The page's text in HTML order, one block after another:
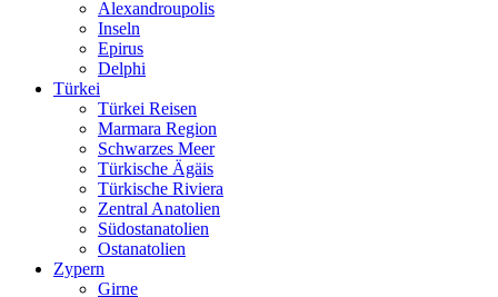
Alexandroupolis
Inseln
Epirus
Delphi
Türkei
Türkei Reisen
Marmara Region
Schwarzes Meer
Türkische Ägäis
Türkische Riviera
Zentral Anatolien
Südostanatolien
Ostanatolien
Zypern
Girne